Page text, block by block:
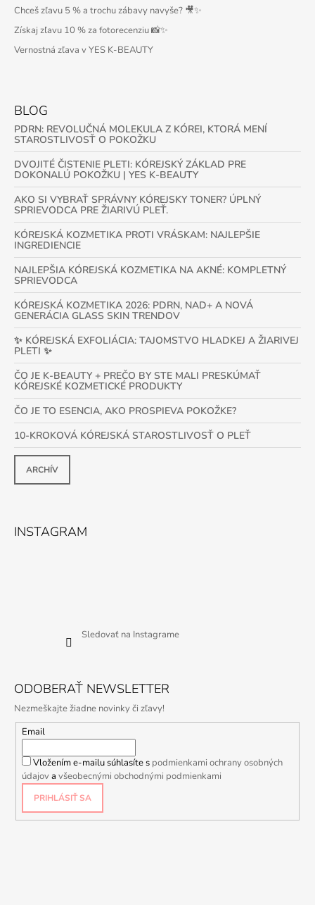
Chceš zľavu 5 % a trochu zábavy navyše? 🎥✨
Získaj zľavu 10 % za fotorecenziu 📸✨
Vernostná zľava v YES K-BEAUTY
BLOG
PDRN: REVOLUČNÁ MOLEKULA Z KÓREI, KTORÁ MENÍ
STAROSTLIVOSŤ O POKOŽKU
DVOJITÉ ČISTENIE PLETI: KÓREJSKÝ ZÁKLAD PRE
DOKONALÚ POKOŽKU | YES K-BEAUTY
AKO SI VYBRAŤ SPRÁVNY KÓREJSKY TONER? ÚPLNÝ
SPRIEVODCA PRE ŽIARIVÚ PLEŤ.
KÓREJSKÁ KOZMETIKA PROTI VRÁSKAM: NAJLEPŠIE
INGREDIENCIE
NAJLEPŠIA KÓREJSKÁ KOZMETIKA NA AKNÉ: KOMPLETNÝ
SPRIEVODCA
KÓREJSKÁ KOZMETIKA 2026: PDRN, NAD+ A NOVÁ
GENERÁCIA GLASS SKIN TRENDOV
✨ KÓREJSKÁ EXFOLIÁCIA: TAJOMSTVO HLADKEJ A ŽIARIVEJ
PLETI ✨
ČO JE K-BEAUTY + PREČO BY STE MALI PRESKÚMAŤ
KÓREJSKÉ KOZMETICKÉ PRODUKTY
ČO JE TO ESENCIA, AKO PROSPIEVA POKOŽKE?
10-KROKOVÁ KÓREJSKÁ STAROSTLIVOSŤ O PLEŤ
ARCHÍV
INSTAGRAM
Sledovať na Instagrame
ODOBERAŤ NEWSLETTER
Nezmeškajte žiadne novinky či zľavy!
Email
Vložením e-mailu súhlasíte s podmienkami ochrany osobných
údajovavšeobecnými obchodnými podmienkami
PRIHLÁSIŤ SA